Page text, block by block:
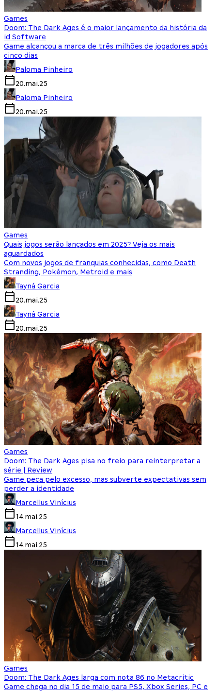
Games
Doom: The Dark Ages é o maior lançamento da história da
id Software
Game alcançou a marca de três milhões de jogadores após
cinco dias
Paloma Pinheiro
20.mai.25
Paloma Pinheiro
20.mai.25
Games
Quais jogos serão lançados em 2025? Veja os mais
aguardados
Com novos jogos de franquias conhecidas, como Death
Stranding, Pokémon, Metroid e mais
Tayná Garcia
20.mai.25
Tayná Garcia
20.mai.25
Games
Doom: The Dark Ages pisa no freio para reinterpretar a
série | Review
Game peca pelo excesso, mas subverte expectativas sem
perder a identidade
Marcellus Vinícius
14.mai.25
Marcellus Vinícius
14.mai.25
Games
Doom: The Dark Ages larga com nota 86 no Metacritic
Game chega no dia 15 de maio para PS5, Xbox Series, PC e